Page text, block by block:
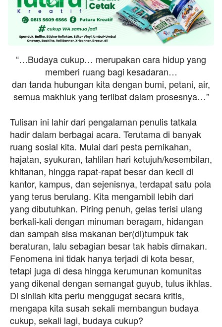
“…Budaya cukup… merupakan cara hidup yang
memberi ruang bagi kesadaran…
dan tanda hubungan kita dengan bumi, petani, air,
semua makhluk yang terlibat dalam prosesnya…”
Tulisan ini lahir dari pengalaman penulis tatkala
hadir dalam berbagai acara. Terutama di banyak
ruang sosial kita. Mulai dari pesta pernikahan,
hajatan, syukuran, tahlilan hari ketujuh/kesembilan,
khitanan, hingga rapat-rapat besar dan kecil di
kantor, kampus, dan sejenisnya, terdapat satu pola
yang terus berulang. Kita mengambil lebih dari
yang dibutuhkan. Piring penuh, gelas terisi ulang
berkali-kali dengan minuman beragam, hidangan
dan sampah sisa makanan ber(di)tumpuk tak
beraturan, lalu sebagian besar tak habis dimakan.
Fenomena ini tidak hanya terjadi di kota besar,
tetapi juga di desa hingga kerumunan komunitas
yang dikenal dengan semangat guyub, tulus ikhlas.
Di sinilah kita perlu menggugat secara kritis,
mengapa kita susah sekali membangun budaya
cukup, sekali lagi, budaya cukup?